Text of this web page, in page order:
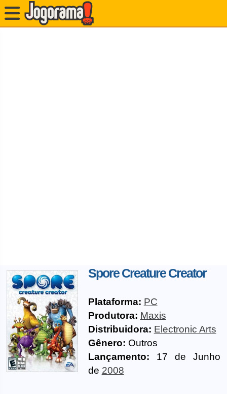
Spore Creature Creator
Plataforma: PC
Produtora: Maxis
Distribuidora: Electronic Arts
Gênero: Outros
Lançamento: 17 de Junho
de 2008